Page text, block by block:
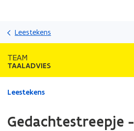
Leestekens
TEAM
TAALADVIES
Gedaan
Leestekens
Gedachtestreepje -